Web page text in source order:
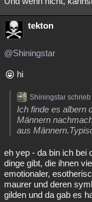
tekton
@Shiningstar
hi
Shiningstar
Ich finde es albern
Männern
aus
eh yep - da bin ich bei
dinge gibt, die ihnen
emotionaler,
maurer und deren
gilden und da gab es